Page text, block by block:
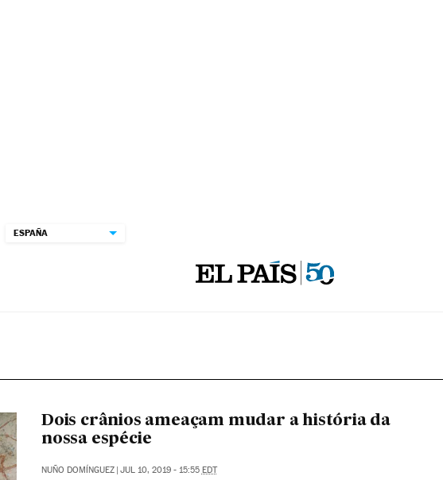
ESPAÑA
Dois crânios ameaçam mudar a história da
nossa espécie
NUÑO DOMÍNGUEZ | JUL 10, 2019 - 15:55 EDT